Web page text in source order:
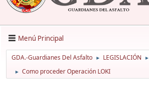
Menú Principal
GDA.-Guardianes Del Asfalto ► LEGISLACIÓN ►
► Como proceder Operación LOKI